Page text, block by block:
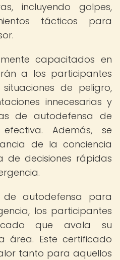
incluyendo golpes,
tácticos para
capacitados en
a los participantes
de peligro,
innecesarias y
de autodefensa de
Además, se
de la conciencia
de decisiones rápidas
autodefensa para
los participantes
que avala su
área. Este certificado
tanto para aquellos